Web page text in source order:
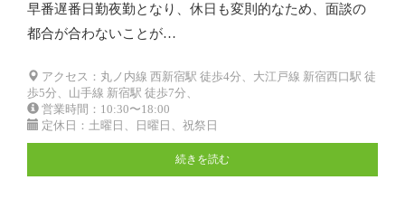
早番遅番日勤夜勤となり、休日も変則的なため、面談の
都合が合わないことが…
アクセス：丸ノ内線 西新宿駅 徒歩4分、大江戸線 新宿西口駅 徒
歩5分、山手線 新宿駅 徒歩7分、
営業時間：10:30〜18:00
定休日：土曜日、日曜日、祝祭日
続きを読む